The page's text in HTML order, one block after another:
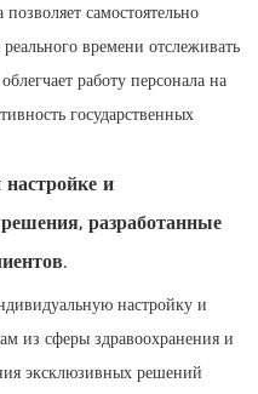
самостоятельно
времени отслеживать
работу персонала на
государственных
настройке и
разработанные
настройку и
из сферы здравоохранения и
эксклюзивных решений